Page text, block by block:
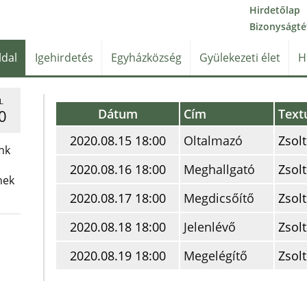
Hirdetőlap
Igehirdetés Egyházközség Gyülekezeti élet
Dátum Cím
2020.08.15 18:00
Oltalmazó
2020.08.16 18:00
Meghallgató
2020.08.17 18:00
Megdicsőítő
2020.08.18 18:00
Jelenlévő
2020.08.19 18:00
Megelégítő